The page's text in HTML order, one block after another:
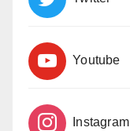
Youtube
Instagram